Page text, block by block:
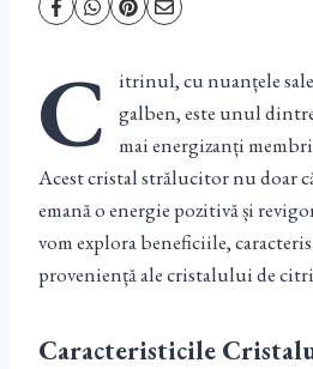
C
itrinul, cu nuanțele
galben, este unul
mai energizanți
Acest cristal strălucitor nu doar
emană o energie pozitivă și
vom explora beneficiile,
proveniență ale cristalului de
Caracteristicile